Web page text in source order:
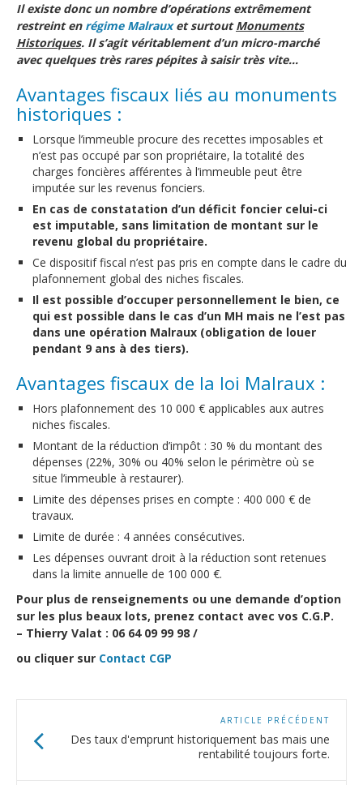
Il existe donc un nombre d’opérations extrêmement
restreint en régime Malrauxet surtoutMonuments
Historiques. Il s’agit véritablement d’un micro-marché
avec quelques très rares pépites à saisir très vite…
Avantages fiscaux liés au monuments
historiques :
Lorsque l’immeuble procure des recettes imposables et
n’est pas occupé par son propriétaire, la totalité des
charges foncières afférentes à l’immeuble peut être
imputée sur les revenus fonciers.
En cas de constatation d’un déficit foncier celui-ci
est imputable, sans limitation de montant sur le
revenu global du propriétaire.
Ce dispositif fiscal n’est pas pris en compte dans le cadre du
plafonnement global des niches fiscales.
Il est possible d’occuper personnellement le bien, ce
qui est possible dans le cas d’un MH mais ne l’est pas
dans une opération Malraux (obligation de louer
pendant 9 ans à des tiers).
Avantages fiscaux de la loi Malraux :
Hors plafonnement des 10 000 € applicables aux autres
niches fiscales.
Montant de la réduction d’impôt : 30 % du montant des
dépenses (22%, 30% ou 40% selon le périmètre où se
situe l’immeuble à restaurer).
Limite des dépenses prises en compte : 400 000 € de
travaux.
Limite de durée : 4 années consécutives.
Les dépenses ouvrant droit à la réduction sont retenues
dans la limite annuelle de 100 000 €.
Pour plus de renseignements ou une demande d’option
sur les plus beaux lots, prenez contact avec vos C.G.P.
– Thierry Valat : 06 64 09 99 98 /
ou cliquer sur Contact CGP
ARTICLE PRÉCÉDENT
Des taux d'emprunt historiquement bas mais une
rentabilité toujours forte.